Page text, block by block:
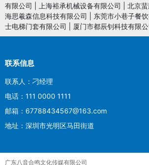
有限公司
上海裕承机械设备有限公司 北京
海思羲森信息科技有限公司
东莞市小巷子餐
士电梯门套有限公司
厦门市都辰钊科技有限
联系信息
联系人：刁经理
电话：111 0000 1111
邮箱：67788434567@163.com
地址：深圳市光明区马田街道
广东八音合鸣文化传媒有限公司